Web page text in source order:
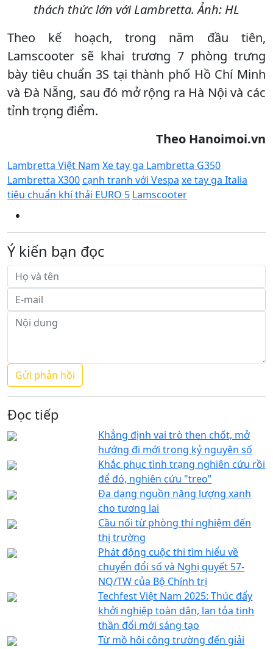
thách thức lớn với Lambretta. Ảnh: HL
Theo kế hoạch, trong năm đầu tiên,
Lamscooter sẽ khai trương 7 phòng trưng
bày tiêu chuẩn 3S tại thành phố Hồ Chí Minh
và Đà Nẵng, sau đó mở rộng ra Hà Nội và các
tỉnh trọng điểm.
Theo Hanoimoi.vn
Lambretta Việt Nam Xe tay ga Lambretta G350
Lambretta X300cạnh tranh với Vespa xe tay ga Italia
tiêu chuẩn khí thải EURO 5 Lamscooter
Ý kiến bạn đọc
Đọc tiếp
Khẳng định vai trò then chốt, mở
hướng đi mới trong kỷ nguyên số
Khắc phục tình trạng nghiên cứu rồi
để đó, nghiên cứu "treo”
Đa dạng nguồn năng lượng xanh
cho tương lai
Cầu nối từ phòng thí nghiệm đến
thị trường
Phát động cuộc thi tìm hiểu về
chuyển đổi số và Nghị quyết 57-
NQ/TW của Bộ Chính trị
Techfest Việt Nam 2025: Thúc đẩy
khởi nghiệp toàn dân, lan tỏa tinh
thần đổi mới sáng tạo
Từ mồ hôi công trường đến giải